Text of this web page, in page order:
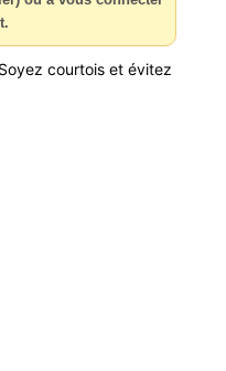
courtois et évitez